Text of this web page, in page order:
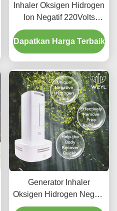
Inhaler Oksigen Hidrogen
Ion Negatif 220Volts
Meningkatkan
Kelemahan Tidur
Dapatkan Harga Terbaik
Generator Inhaler
Oksigen Hidrogen Negatif
12V